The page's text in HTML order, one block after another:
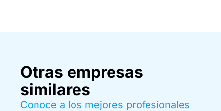
Otras empresas
similares
Conoce a los mejores profesionales